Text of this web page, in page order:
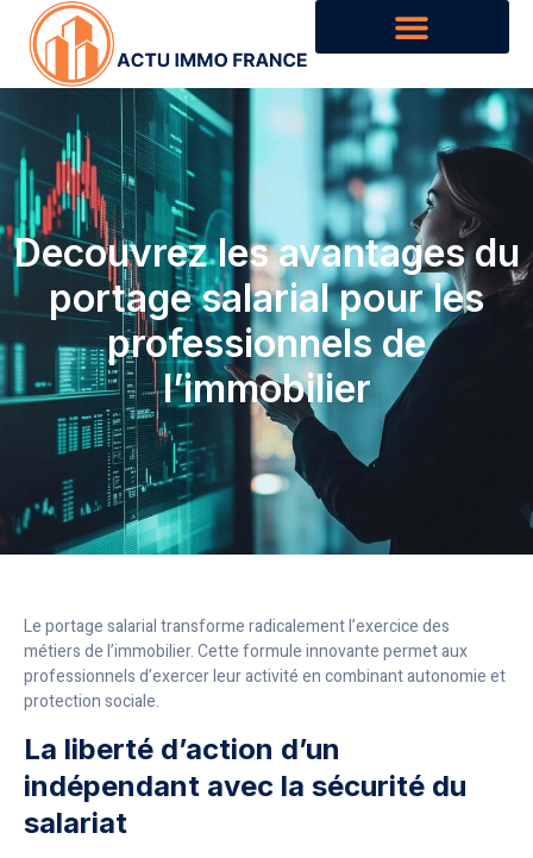
Decouvrez les avantages du
portage salarial pour les
professionnels de
l’immobilier
Le portage salarial transforme radicalement l’exercice des
métiers de l’immobilier. Cette formule innovante permet aux
professionnels d’exercer leur activité en combinant autonomie et
protection sociale.
La liberté d’action d’un
indépendant avec la sécurité du
salariat